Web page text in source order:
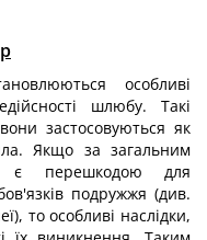
особливі
шлюбу. Такі
застосовуються як
Якщо за загальним
є перешкодою для
подружжя (див.
то особливі наслідки,